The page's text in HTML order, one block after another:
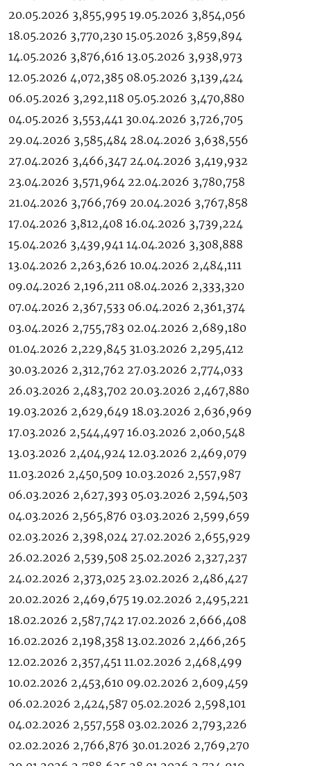
20.05.2026 3,855,995 19.05.2026 3,854,056
18.05.2026 3,770,230 15.05.2026 3,859,894
14.05.2026 3,876,616 13.05.2026 3,938,973
12.05.2026 4,072,385 08.05.2026 3,139,424
06.05.2026 3,292,118 05.05.2026 3,470,880
04.05.2026 3,553,441 30.04.2026 3,726,705
29.04.2026 3,585,484 28.04.2026 3,638,556
27.04.2026 3,466,347 24.04.2026 3,419,932
23.04.2026 3,571,964 22.04.2026 3,780,758
21.04.2026 3,766,769 20.04.2026 3,767,858
17.04.2026 3,812,408 16.04.2026 3,739,224
15.04.2026 3,439,941 14.04.2026 3,308,888
13.04.2026 2,263,626 10.04.2026 2,484,111
09.04.2026 2,196,211 08.04.2026 2,333,320
07.04.2026 2,367,533 06.04.2026 2,361,374
03.04.2026 2,755,783 02.04.2026 2,689,180
01.04.2026 2,229,845 31.03.2026 2,295,412
30.03.2026 2,312,762 27.03.2026 2,774,033
26.03.2026 2,483,702 20.03.2026 2,467,880
19.03.2026 2,629,649 18.03.2026 2,636,969
17.03.2026 2,544,497 16.03.2026 2,060,548
13.03.2026 2,404,924 12.03.2026 2,469,079
11.03.2026 2,450,509 10.03.2026 2,557,987
06.03.2026 2,627,393 05.03.2026 2,594,503
04.03.2026 2,565,876 03.03.2026 2,599,659
02.03.2026 2,398,024 27.02.2026 2,655,929
26.02.2026 2,539,508 25.02.2026 2,327,237
24.02.2026 2,373,025 23.02.2026 2,486,427
20.02.2026 2,469,675 19.02.2026 2,495,221
18.02.2026 2,587,742 17.02.2026 2,666,408
16.02.2026 2,198,358 13.02.2026 2,466,265
12.02.2026 2,357,451 11.02.2026 2,468,499
10.02.2026 2,453,610 09.02.2026 2,609,459
06.02.2026 2,424,587 05.02.2026 2,598,101
04.02.2026 2,557,558 03.02.2026 2,793,226
02.02.2026 2,766,876 30.01.2026 2,769,270